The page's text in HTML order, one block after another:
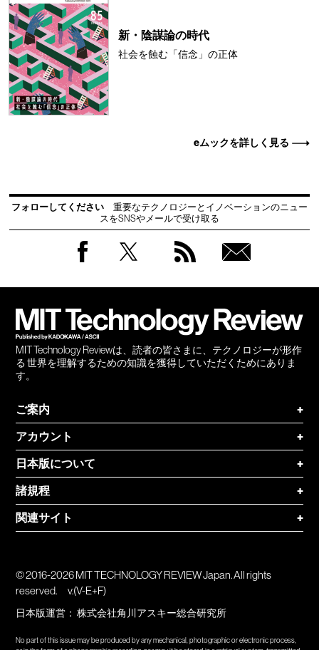
新・陰謀論の時代
社会を蝕む「信念」の正体
eムックを詳しく見る
フォローしてください
重要なテクノロジーとイノベーションのニュー
スをSNSやメールで受け取る
MIT Technology Reviewは、読者の皆さまに、テクノロジーが形作
る 世界を理解するための知識を獲得していただくためにありま
す。
ご案内
+
アカウント
+
日本版について
+
諸規程
+
関連サイト
+
© 2016-2026 MIT TECHNOLOGY REVIEW Japan. All rights
reserved.
v.(V-E+F)
日本版運営：株式会社角川アスキー総合研究所
No part of this issue may be produced by any mechanical, photographic or electronic process,